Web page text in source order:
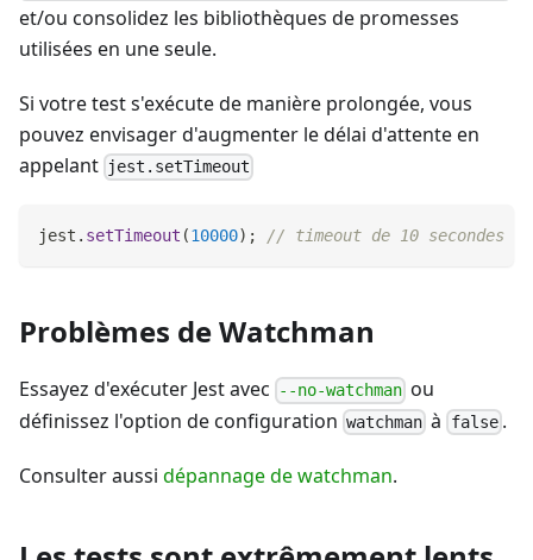
et/ou consolidez les bibliothèques de promesses
utilisées en une seule.
Si votre test s'exécute de manière prolongée, vous
pouvez envisager d'augmenter le délai d'attente en
appelant jest.setTimeout
jest . setTimeout (10000) ; // timeout de 10 secondes
Problèmes de Watchman
Essayez d'exécuter Jest avec --no-watchman ou
définissez l'option de configuration watchman à false.
Consulter aussi dépannage de watchman.